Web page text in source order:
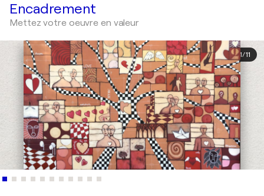
Encadrement
Mettez votre oeuvre en valeur
1/11